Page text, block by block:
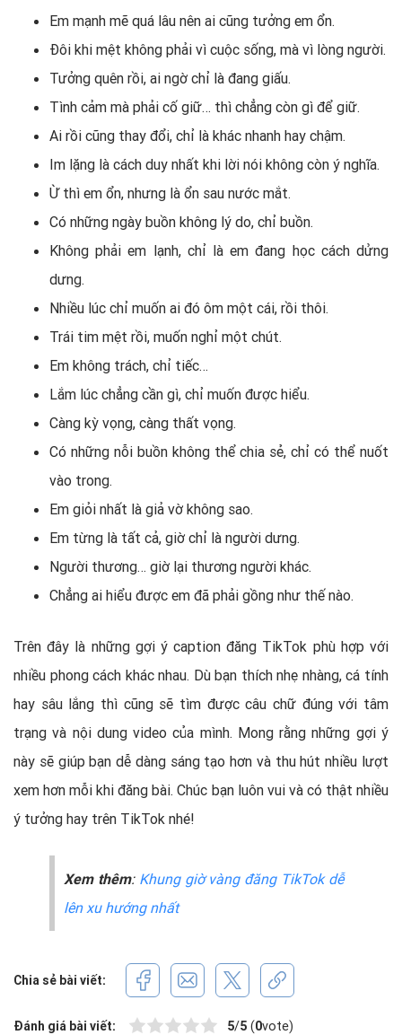
Em mạnh mẽ quá lâu nên ai cũng tưởng em ổn.
Đôi khi mệt không phải vì cuộc sống, mà vì lòng người.
Tưởng quên rồi, ai ngờ chỉ là đang giấu.
Tình cảm mà phải cố giữ… thì chẳng còn gì để giữ.
Ai rồi cũng thay đổi, chỉ là khác nhanh hay chậm.
Im lặng là cách duy nhất khi lời nói không còn ý nghĩa.
Ừ thì em ổn, nhưng là ổn sau nước mắt.
Có những ngày buồn không lý do, chỉ buồn.
Không phải em lạnh, chỉ là em đang học cách dửng
dưng.
Nhiều lúc chỉ muốn ai đó ôm một cái, rồi thôi.
Trái tim mệt rồi, muốn nghỉ một chút.
Em không trách, chỉ tiếc…
Lắm lúc chẳng cần gì, chỉ muốn được hiểu.
Càng kỳ vọng, càng thất vọng.
Có những nỗi buồn không thể chia sẻ, chỉ có thể nuốt
vào trong.
Em giỏi nhất là giả vờ không sao.
Em từng là tất cả, giờ chỉ là người dưng.
Người thương… giờ lại thương người khác.
Chẳng ai hiểu được em đã phải gồng như thế nào.
Trên đây là những gợi ý caption đăng TikTok phù hợp với
nhiều phong cách khác nhau. Dù bạn thích nhẹ nhàng, cá tính
hay sâu lắng thì cũng sẽ tìm được câu chữ đúng với tâm
trạng và nội dung video của mình. Mong rằng những gợi ý
này sẽ giúp bạn dễ dàng sáng tạo hơn và thu hút nhiều lượt
xem hơn mỗi khi đăng bài. Chúc bạn luôn vui và có thật nhiều
ý tưởng hay trên TikTok nhé!
Xem thêm: Khung giờ vàng đăng TikTok dễ
lên xu hướng nhất
Chia sẻ bài viết:
Đánh giá bài viết: 5/5 (0vote)